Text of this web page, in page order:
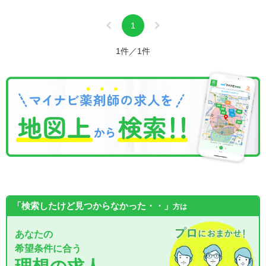
1
1件／1件
「検索したけど見つからなかった・・」 方は
あなたの
希望条件に合う